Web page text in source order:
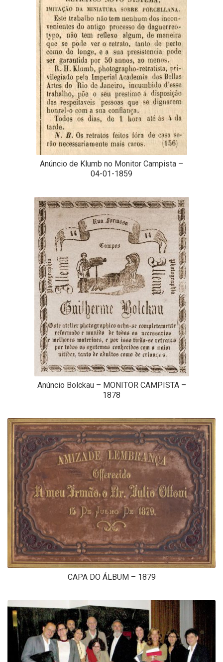
Anúncio de Klumb no Monitor Campista –
04-01-1859
Anúncio Bolckau – MONITOR CAMPISTA –
1878
CAPA DO ÁLBUM – 1879